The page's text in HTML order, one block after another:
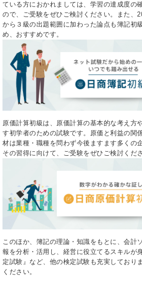
ている方におかれましては、学習の達成度の
ので、ご受験をぜひご検討ください。また、
から３級の出題範囲に加わった論点も簿記初
め、おすすめです。
原価計算初級は、原価計算の基本的な考え方
す初学者のための試験です。原価と利益の関
材は業種・職種を問わず今後ますます多くの
その習得に向けて、ご受験をぜひご検討くださ
このほか、簿記の理論・知識をもとに、会計
報を分析・活用し、経営に役立てるスキルが
定試験』など、他の検定試験も充実しており
ください。